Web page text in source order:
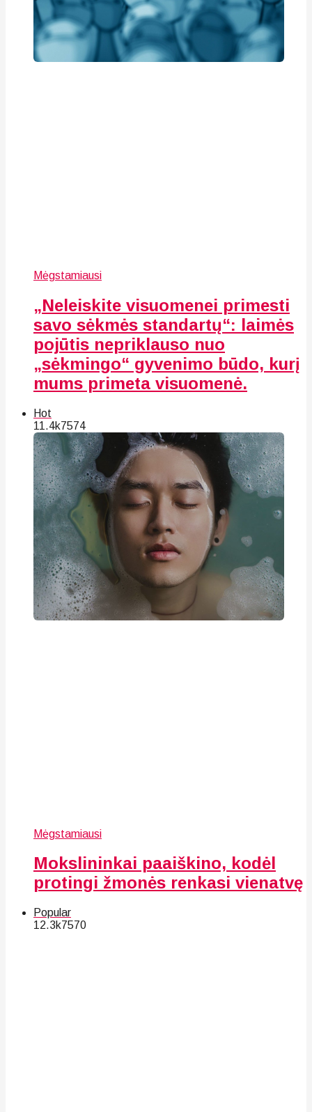
Mėgstamiausi
„Neleiskite visuomenei primesti
savo sėkmės standartų“: laimės
pojūtis nepriklauso nuo
„sėkmingo“ gyvenimo būdo, kurį
mums primeta visuomenė.
Hot
11.4k7574
Mėgstamiausi
Mokslininkai paaiškino, kodėl
protingi žmonės renkasi vienatvę
Popular
12.3k7570